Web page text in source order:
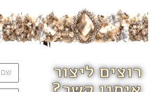
רוצים ליצור